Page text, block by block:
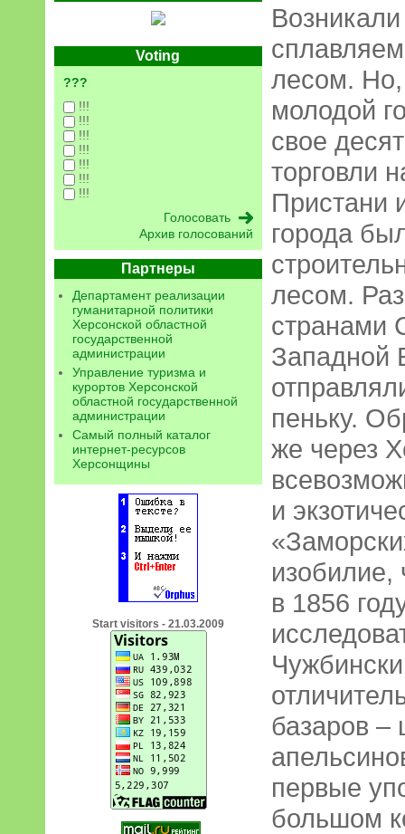
Voting
???
!!!
!!!
!!!
!!!
!!!
!!!
!!!
Архив голосований
Партнеры
Департамент реализации
гуманитарной политики
Херсонской областной
государственной
администрации
Управление туризма и
курортов Херсонской
областной государственной
администрации
Самый полный каталог
интернет-ресурсов
Херсонщины
Start visitors - 21.03.2009
лесом. Но,
молодой
свое
торговли
Пристани
города
лесом.
странами
Западной
пеньку.
же через
и
изобилие,
в 1856
базаров
первые
большом